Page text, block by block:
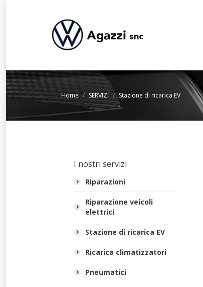
You are here:
Home SERVIZI Stazione di ricarica EV
I nostri servizi
Riparazioni
Riparazione veicoli
elettrici
Stazione di ricarica EV
Ricarica climatizzatori
Pneumatici